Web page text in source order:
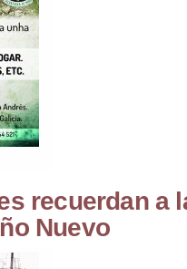
recuerdan a
Nuevo